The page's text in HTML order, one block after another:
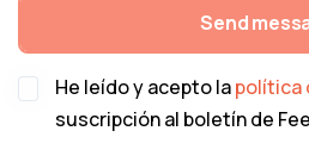
He leído y acepto lapolítica
suscripción al boletín de